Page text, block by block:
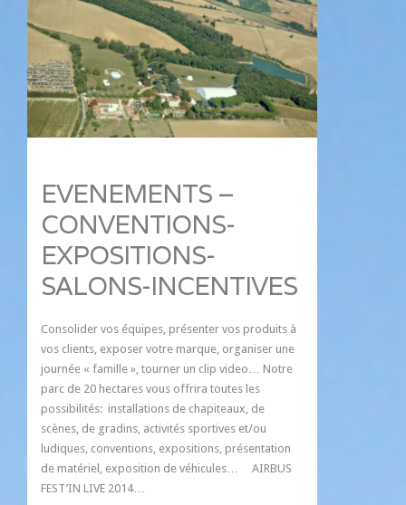
EVENEMENTS –
CONVENTIONS-
EXPOSITIONS-
SALONS-INCENTIVES
Consolider vos équipes, présenter vos produits à
vos clients, exposer votre marque, organiser une
journée « famille », tourner un clip video… Notre
parc de 20 hectares vous offrira toutes les
possibilités: installations de chapiteaux, de
scènes, de gradins, activités sportives et/ou
ludiques, conventions, expositions, présentation
de matériel, exposition de véhicules… AIRBUS
FEST’IN LIVE 2014…